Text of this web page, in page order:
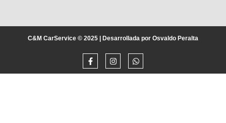
C&M CarService © 2025 | Desarrollada por Osvaldo Peralta